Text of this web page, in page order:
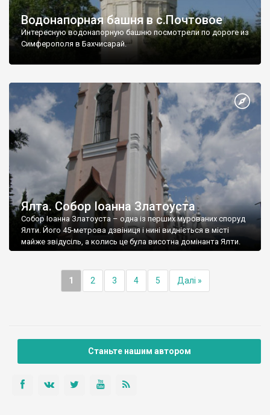
Водонапорная башня в с.Почтовое
Интересную водонапорную башню посмотрели по дороге из
Симферополя в Бахчисарай.
Ялта. Собор Іоанна Златоуста
Собор Іоанна Златоуста – одна із перших мурованих споруд
Ялти. Його 45-метрова дзвіниця і нині видніється в місті
майже звідусіль, а колись це була висотна домінанта Ялти.
1 2 3 4 5 Далі »
Станьте нашим автором